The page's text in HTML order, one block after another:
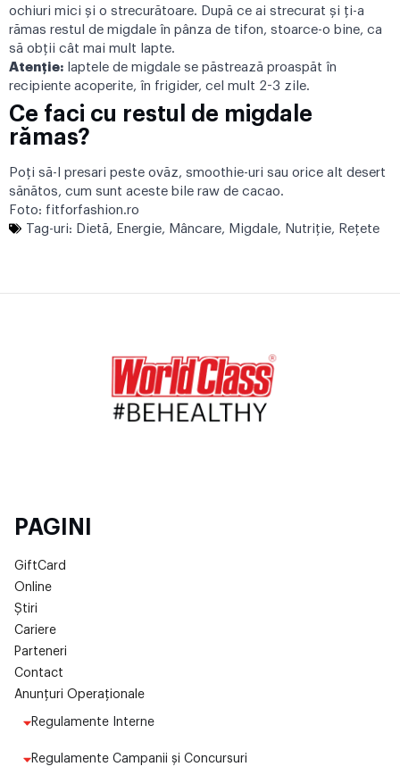
ochiuri mici şi o strecurătoare. După ce ai strecurat şi ţi-a
rămas restul de migdale în pânza de tifon, stoarce-o bine, ca
să obţii cât mai mult lapte.
Atenție: laptele de migdale se păstrează proaspăt în
recipiente acoperite, în frigider, cel mult 2-3 zile.
Ce faci cu restul de migdale
rămas?
Poţi să-l presari peste ovăz, smoothie-uri sau orice alt desert
sănătos, cum sunt aceste bile raw de cacao.
Foto: fitforfashion.ro
Tag-uri: Dietă, Energie, Mâncare, Migdale, Nutriţie, Reţete
PAGINI
GiftCard
Online
Știri
Cariere
Parteneri
Contact
Anunțuri Operaționale
Regulamente Interne
Regulamente Campanii și Concursuri